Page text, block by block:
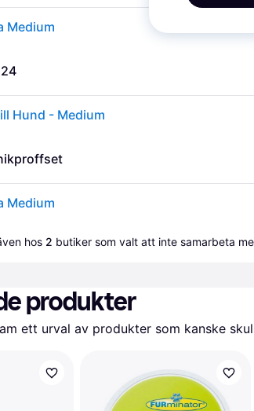
Medium
Hund - Medium
Medium
hos 2 butiker som valt att inte samarbeta
produkter
ett urval av produkter som kanske